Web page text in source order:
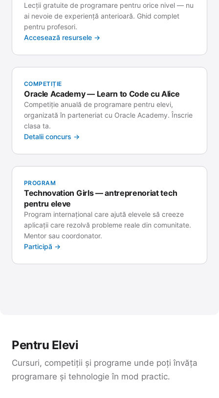
Lecții gratuite de programare pentru orice nivel — nu
ai nevoie de experiență anterioară. Ghid complet
pentru profesori.
Accesează resursele →
COMPETIȚIE
Oracle Academy — Learn to Code cu Alice
Competiție anuală de programare pentru elevi,
organizată în parteneriat cu Oracle Academy. Înscrie
clasa ta.
Detalii concurs →
PROGRAM
Technovation Girls — antreprenoriat tech
pentru eleve
Program internațional care ajută elevele să creeze
aplicații care rezolvă probleme reale din comunitate.
Mentor sau coordonator.
Participă →
Pentru Elevi
Cursuri, competiții și programe unde poți învăța
programare și tehnologie în mod practic.